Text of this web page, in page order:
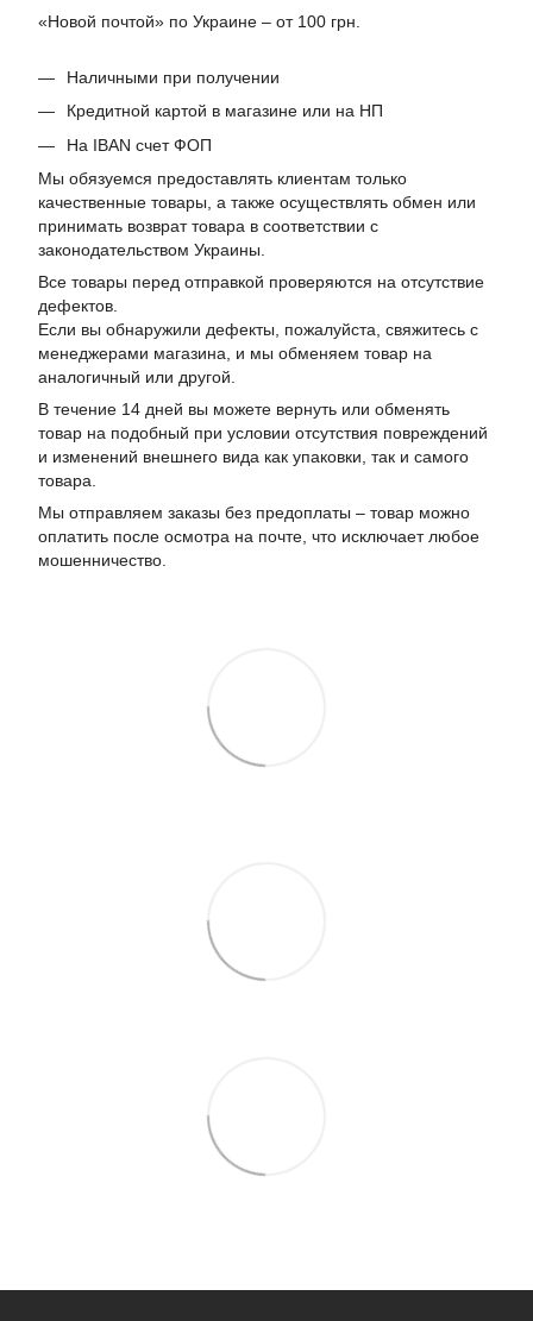
«Новой почтой» по Украине – от 100 грн.
Наличными при получении
Кредитной картой в магазине или на НП
На IBAN счет ФОП
Мы обязуемся предоставлять клиентам только
качественные товары, а также осуществлять обмен или
принимать возврат товара в соответствии с
законодательством Украины.
Все товары перед отправкой проверяются на отсутствие
дефектов.
Если вы обнаружили дефекты, пожалуйста, свяжитесь с
менеджерами магазина, и мы обменяем товар на
аналогичный или другой.
В течение 14 дней вы можете вернуть или обменять
товар на подобный при условии отсутствия повреждений
и изменений внешнего вида как упаковки, так и самого
товара.
Мы отправляем заказы без предоплаты – товар можно
оплатить после осмотра на почте, что исключает любое
мошенничество.